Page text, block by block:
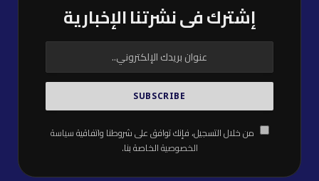
إشترك فى نشرتنا الإخبارية
من خلال التسجيل، فإنك توافق على شروطنا واتفاقيةسياسة
الخصوصيةالخاصة بنا.